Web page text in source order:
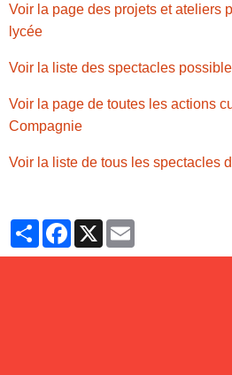
Voir la page des projets et ateliers
lycée
Voir la liste des spectacles
Voir la page de toutes les actions
Compagnie
Voir la liste de tous les spectacles
PartagerFacebook
X